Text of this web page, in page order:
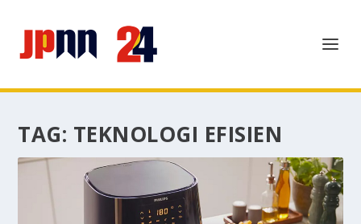
TAG: TEKNOLOGI EFISIEN